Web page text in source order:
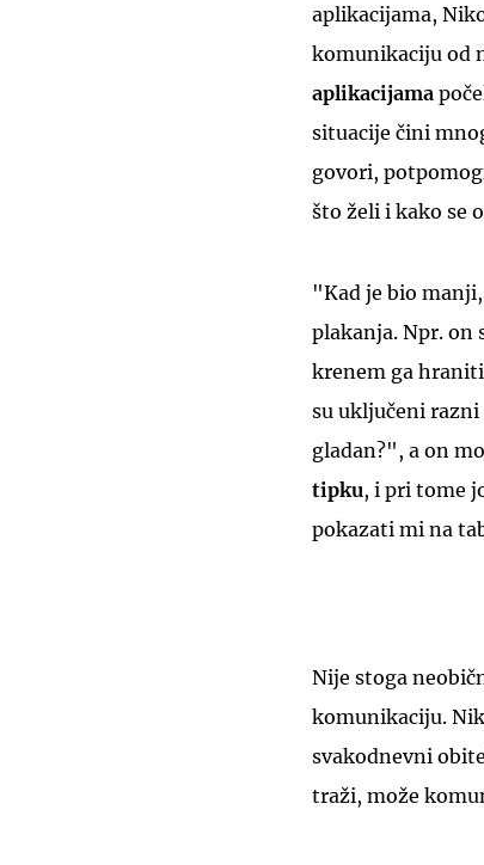
aplikacijama,
komunikaciju od
aplikacijama
situacije čini
govori,
što želi i kako se
"Kad je bio
plakanja. Npr. on
krenem ga
su uključeni
gladan?", a on
tipku, i pri tome
pokazati mi na
Nije stoga
komunikaciju.
svakodnevni
traži, može